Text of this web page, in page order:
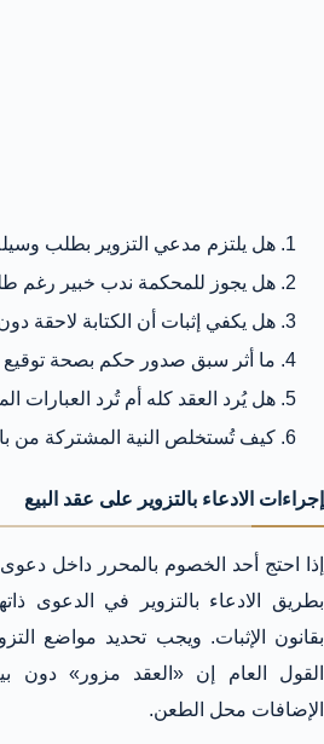
هل يلتزم مدعي التزوير بطلب
هل يجوز للمحكمة ندب خبير رغم
هل يكفي إثبات أن الكتابة لاحقة
ما أثر سبق صدور حكم بصحة توقيع
هل يُرد العقد كله أم تُرد العبارات
كيف تُستخلص النية المشتركة من
إجراءات الادعاء بالتزوير على عقد البيع
إذا احتج أحد الخصوم بالمحرر داخل
بطريق الادعاء بالتزوير في الدعوى
بقانون الإثبات. ويجب تحديد مواضع
القول العام إن «العقد مزور» دون
الإضافات محل الطعن.